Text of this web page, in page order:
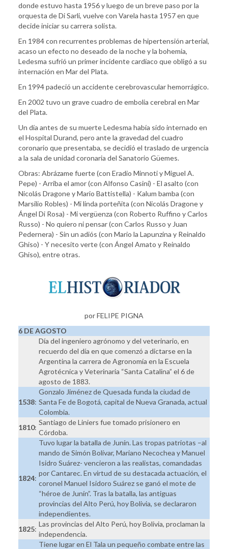
donde estuvo hasta 1956 y luego de un breve paso por la
orquesta de Di Sarli, vuelve con Varela hasta 1957 en que
decide iniciar su carrera solista.
En 1984 con recurrentes problemas de hipertensión arterial,
acaso un efecto no deseado de la noche y la bohemia,
Ledesma sufrió un primer incidente cardíaco que obligó a su
internación en Mar del Plata.
En 1994 padeció un accidente cerebrovascular hemorrágico.
En 2002 tuvo un grave cuadro de embolia cerebral en Mar
del Plata.
Un día antes de su muerte Ledesma había sido internado en
el Hospital Durand, pero ante la gravedad del cuadro
coronario que presentaba, se decidió el traslado de urgencia
a la sala de unidad coronaria del Sanatorio Güemes.
Obras: Abrázame fuerte (con Eradio Minnoti y Miguel A.
Pepe) - Arriba el amor (con Alfonso Casini) - El asalto (con
Nicolás Dragone y Mario Battistella) - Kalum bamba (con
Marsilio Robles) - Mi linda porteñita (con Nicolás Dragone y
Ángel Di Rosa) - Mi vergüenza (con Roberto Ruffino y Carlos
Russo) - No quiero ni pensar (con Carlos Russo y Juan
Pedernera) - Sin un adiós (con Mario la Lapunzina y Reinaldo
Ghiso) - Y necesito verte (con Ángel Amato y Reinaldo
Ghiso), entre otras.
por FELIPE PIGNA
6 DE AGOSTO
Día del ingeniero agrónomo y del veterinario, en
recuerdo del día en que comenzó a dictarse en la
Argentina la carrera de Agronomía en la Escuela
Agrotécnica y Veterinaria “Santa Catalina” el 6 de
agosto de 1883.
1538:
Gonzalo Jiménez de Quesada funda la ciudad de
Santa Fe de Bogotá, capital de Nueva Granada, actual
Colombia.
1810:
Santiago de Liniers fue tomado prisionero en
Córdoba.
1824:
Tuvo lugar la batalla de Junín. Las tropas patriotas –al
mando de Simón Bolívar, Mariano Necochea y Manuel
Isidro Suárez- vencieron a las realistas, comandadas
por Cantarec. En virtud de su destacada actuación, el
coronel Manuel Isidoro Suárez se ganó el mote de
“héroe de Junín”. Tras la batalla, las antiguas
provincias del Alto Perú, hoy Bolivia, se declararon
independientes.
1825:
Las provincias del Alto Perú, hoy Bolivia, proclaman la
independencia.
Tiene lugar en El Tala un pequeño combate entre las